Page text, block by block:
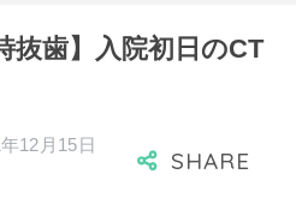
抜歯】入院初日のCT
12月15日